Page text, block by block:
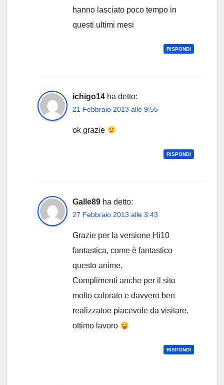
hanno lasciato poco tempo in
questi ultimi mesi
RISPONDI
ichigo14 ha detto:
21 Febbraio 2013 alle 9:55
ok grazie
RISPONDI
Galle89 ha detto:
27 Febbraio 2013 alle 3:43
Grazie per la versione Hi10
fantastica, come è fantastico
questo anime.
Complimenti anche per il sito
molto colorato e davvero ben
realizzatoe piacevole da visitare,
ottimo lavoro
RISPONDI